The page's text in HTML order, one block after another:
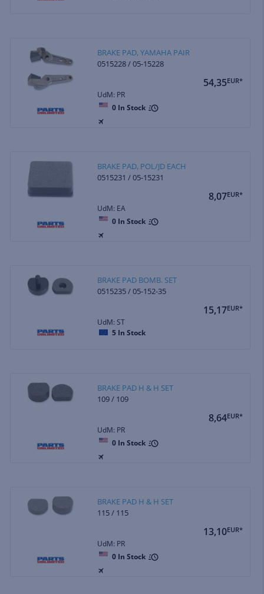
BRAKE PAD, YAMAHA PAIR
0515228 / 05-15228
54,35EUR*
UdM: PR
0 In Stock
BRAKE PAD, POL/JD EACH
0515231 / 05-15231
8,07EUR*
UdM: EA
0 In Stock
BRAKE PAD BOMB. SET
0515235 / 05-152-35
15,17EUR*
UdM: ST
5 In Stock
BRAKE PAD H & H SET
109 / 109
8,64EUR*
UdM: PR
0 In Stock
BRAKE PAD H & H SET
115 / 115
13,10EUR*
UdM: PR
0 In Stock